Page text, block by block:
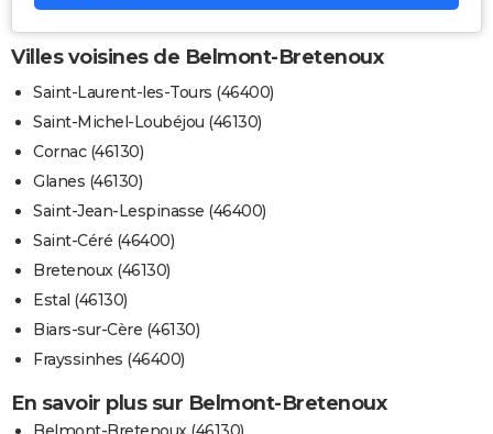
Villes voisines de Belmont-Bretenoux
Saint-Laurent-les-Tours (46400)
Saint-Michel-Loubéjou (46130)
Cornac (46130)
Glanes (46130)
Saint-Jean-Lespinasse (46400)
Saint-Céré (46400)
Bretenoux (46130)
Estal (46130)
Biars-sur-Cère (46130)
Frayssinhes (46400)
En savoir plus sur Belmont-Bretenoux